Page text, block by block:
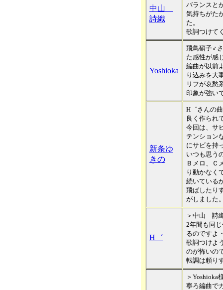
中山
詩織
バランスと
気持ちがた
た。
歌詞つけて
Yoshioka
飛鳥硝子♂
た感性が感
編曲が以前
り込みを大
リフが哀愁
印象が強い
新条ゆ
きの
H゛さんの
良く作られ
今回は、サ
テンション
にサビを持
いつも思う
Ｂメロ、Ｃ
り動かなく
続いている
飛ばしたり
がしました
H゛
＞中山 詩
2年間も同
るのですよ
歌詞つけよ
のが怖いの
転調は頼り
＞Yoshioka
寧ろ編曲で